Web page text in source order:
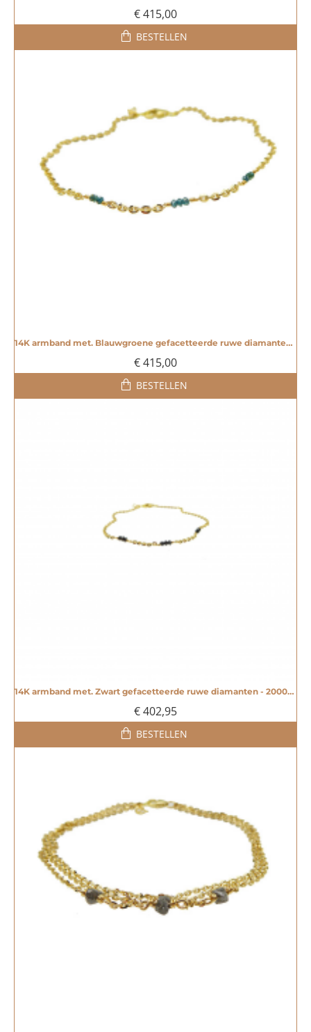
€ 415,00
BESTELLEN
14K armband met. Blauwgroene gefacetteerde ruwe diamanten - 20004823
€ 415,00
BESTELLEN
14K armband met. Zwart gefacetteerde ruwe diamanten - 20004827
€ 402,95
BESTELLEN